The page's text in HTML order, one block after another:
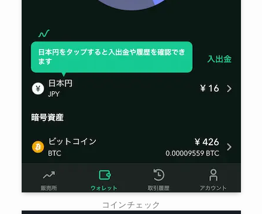
コインチェック